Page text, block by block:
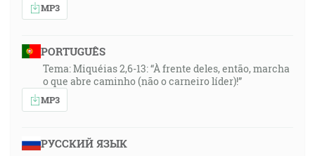
MP3
PORTUGUÊS
Tema: Miquéias 2,6-13: “À frente deles, então, marcha
o que abre caminho (não o carneiro líder)!”
MP3
РУССКИЙ ЯЗЫК